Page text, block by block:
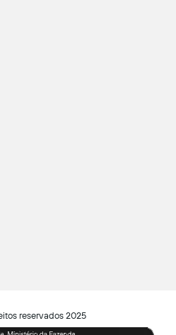
reservados 2025